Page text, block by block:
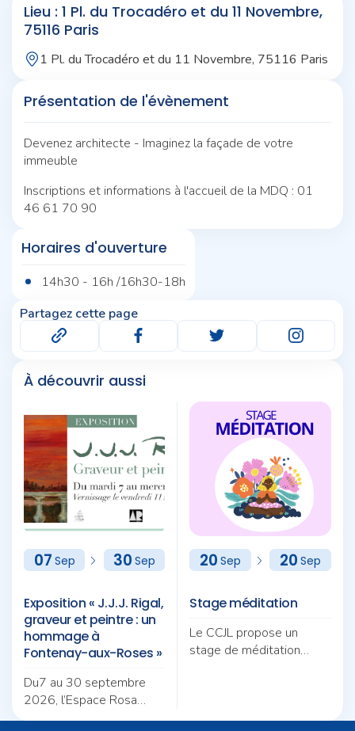
Lieu : 1 Pl. du Trocadéro et du 11 Novembre,
75116 Paris
1 Pl. du Trocadéro et du 11 Novembre, 75116 Paris
Présentation de l'évènement
Devenez architecte - Imaginez la façade de votre
immeuble
Inscriptions et informations à l'accueil de la MDQ : 01
46 61 70 90
Horaires d'ouverture
14h30 - 16h /16h30-18h
Partagez cette page
À découvrir aussi
07 Sep 30 Sep
Exposition « J.J.J. Rigal,
graveur et peintre : un
hommage à
Fontenay-aux-Roses »
Du7 au 30 septembre
2026, l’Espace Rosa
Bonheur accueille
20 Sep 20 Sep
Stage méditation
Le CCJL propose un
stage de méditation
trame ».